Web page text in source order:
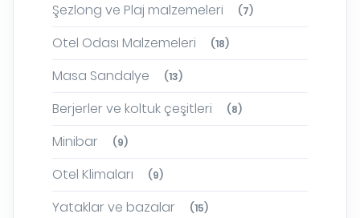
Şezlong ve Plaj malzemeleri (7)
Otel Odası Malzemeleri (18)
Masa Sandalye (13)
Berjerler ve koltuk çeşitleri (8)
Minibar (9)
Otel Klimaları (9)
Yataklar ve bazalar (15)